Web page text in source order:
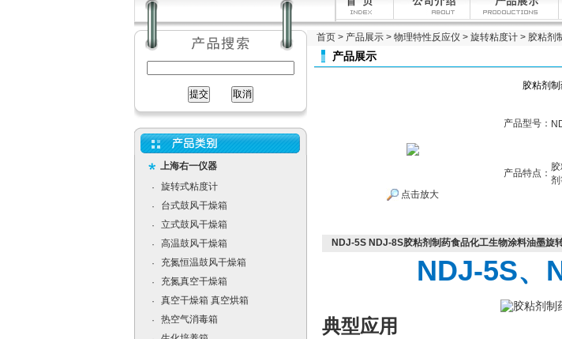
上海右一仪器
·
旋转式粘度计
·
台式鼓风干燥箱
·
立式鼓风干燥箱
·
高温鼓风干燥箱
·
充氮恒温鼓风干燥箱
·
充氮真空干燥箱
·
真空干燥箱 真空烘箱
·
热空气消毒箱
首页 > 产品展示 > 物理特性反应仪 > 旋转粘度计 > 胶粘剂
产品展示
胶粘剂
点击放大
产品型号：
产品特点：
剂
NDJ-5S NDJ-8S胶粘剂制药食品化工生物涂料油墨旋
NDJ-5S、
典型应用